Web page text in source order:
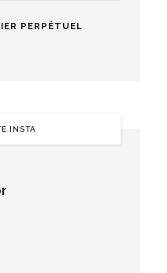
PERPÉTUEL
INSTA